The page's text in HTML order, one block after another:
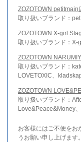
ZOZOTOWN petitmain
取り扱いブランド：
ZOZOTOWN X-girl
取り扱いブランド：X-
ZOZOTOWN
取り扱いブランド：
LOVETOXIC、
ZOZOTOWN
取り扱いブランド：
Love&Peace&Money
お客様にはご不便をお
うお願い申し上げます。